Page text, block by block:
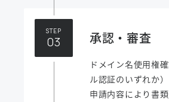
STEP 承認・審査
ドメイン名使用権
ル認証のいずれか
申請内容により書